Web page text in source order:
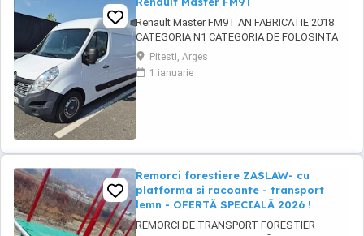
Renault Master FM9T AN FABRICATIE 2018
CATEGORIA N1 CATEGORIA DE FOLOSINTA
AUTOUTILITARA N1 CAROSERIE BB FURGON
PUTERE KW 96 TIP COMBUSTIBIL
MOTORINA NORMA DE POLUARE CE EURO 6
Pitesti, Arges
1 ianuarie
Remorci forestiere ZASLAW- cu
platforma si racoante - transport
lemn - OFERTĂ SPECIALĂ 2026 !
REMORCI DE TRANSPORT FORESTIER